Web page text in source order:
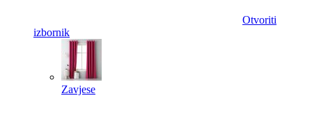
Otvoriti
izbornik
Zavjese